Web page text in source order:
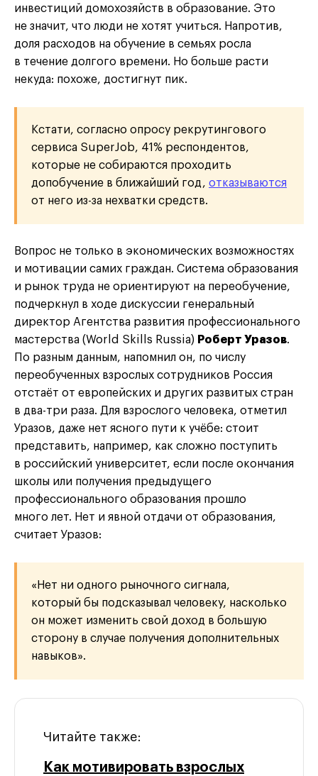
инвестиций домохозяйств в образование. Это
не значит, что люди не хотят учиться. Напротив,
доля расходов на обучение в семьях росла
в течение долгого времени. Но больше расти
некуда: похоже, достигнут пик.
Кстати, согласно опросу рекрутингового
сервиса SuperJob, 41% респондентов,
которые не собираются проходить
допобучение в ближайший год, отказываются
от него из-за нехватки средств.
Вопрос не только в экономических возможностях
и мотивации самих граждан. Система образования
и рынок труда не ориентируют на переобучение,
подчеркнул в ходе дискуссии генеральный
директор Агентства развития профессионального
мастерства (World Skills Russia) Роберт Уразов.
По разным данным, напомнил он, по числу
переобученных взрослых сотрудников Россия
отстаёт от европейских и других развитых стран
в два-три раза. Для взрослого человека, отметил
Уразов, даже нет ясного пути к учёбе: стоит
представить, например, как сложно поступить
в российский университет, если после окончания
школы или получения предыдущего
профессионального образования прошло
много лет. Нет и явной отдачи от образования,
считает Уразов:
«Нет ни одного рыночного сигнала,
который бы подсказывал человеку, насколько
он может изменить свой доход в большую
сторону в случае получения дополнительных
навыков».
Читайте также:
Как мотивировать взрослых